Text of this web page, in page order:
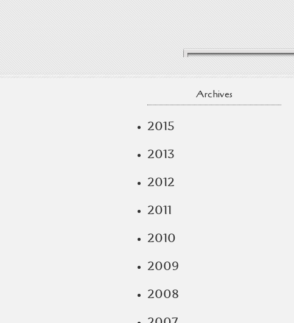
Archives
2015
2013
2012
2011
2010
2009
2008